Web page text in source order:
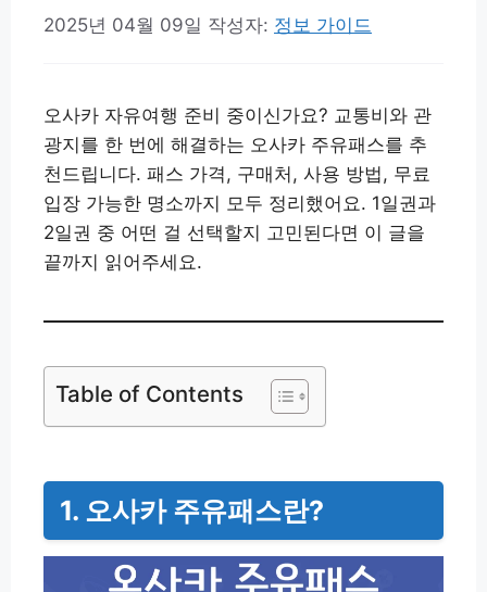
2025년 04월 09일 작성자: 정보 가이드
오사카 자유여행 준비 중이신가요? 교통비와 관
광지를 한 번에 해결하는 오사카 주유패스를 추
천드립니다. 패스 가격, 구매처, 사용 방법, 무료
입장 가능한 명소까지 모두 정리했어요. 1일권과
2일권 중 어떤 걸 선택할지 고민된다면 이 글을
끝까지 읽어주세요.
Table of Contents
1. 오사카 주유패스란?